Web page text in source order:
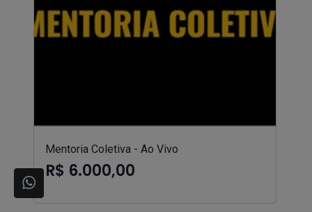
Mentoria Coletiva - Ao Vivo
R$ 6.000,00